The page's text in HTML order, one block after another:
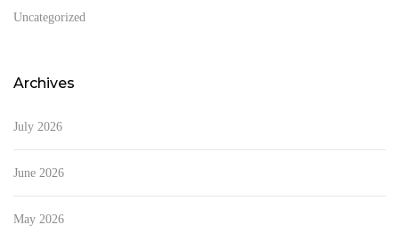
Uncategorized
Archives
July 2026
June 2026
May 2026